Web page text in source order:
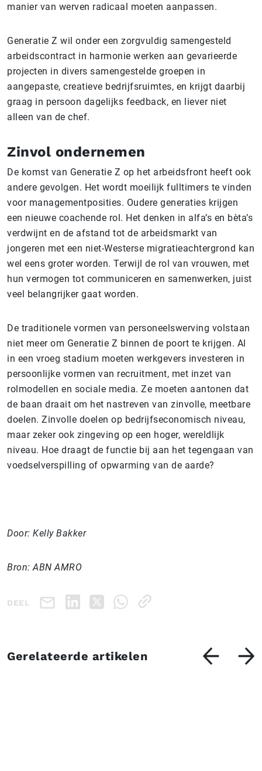
manier van werven radicaal moeten aanpassen.
Generatie Z wil onder een zorgvuldig samengesteld
arbeidscontract in harmonie werken aan gevarieerde
projecten in divers samengestelde groepen in
aangepaste, creatieve bedrijfsruimtes, en krijgt daarbij
graag in persoon dagelijks feedback, en liever niet
alleen van de chef.
Zinvol ondernemen
De komst van Generatie Z op het arbeidsfront heeft ook
andere gevolgen. Het wordt moeilijk fulltimers te vinden
voor managementposities. Oudere generaties krijgen
een nieuwe coachende rol. Het denken in alfa’s en bèta’s
verdwijnt en de afstand tot de arbeidsmarkt van
jongeren met een niet-Westerse migratieachtergrond kan
wel eens groter worden. Terwijl de rol van vrouwen, met
hun vermogen tot communiceren en samenwerken, juist
veel belangrijker gaat worden.
De traditionele vormen van personeelswerving volstaan
niet meer om Generatie Z binnen de poort te krijgen. Al
in een vroeg stadium moeten werkgevers investeren in
persoonlijke vormen van recruitment, met inzet van
rolmodellen en sociale media. Ze moeten aantonen dat
de baan draait om het nastreven van zinvolle, meetbare
doelen. Zinvolle doelen op bedrijfseconomisch niveau,
maar zeker ook zingeving op een hoger, wereldlijk
niveau. Hoe draagt de functie bij aan het tegengaan van
voedselverspilling of opwarming van de aarde?
Door: Kelly Bakker
Bron: ABN AMRO
DEEL
Gerelateerde artikelen